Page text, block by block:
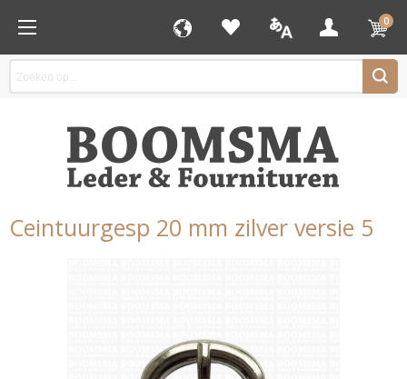
0
Ceintuurgesp 20 mm zilver versie 5